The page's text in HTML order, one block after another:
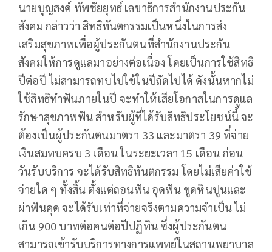
นายบุญสงค์ ทัพชัยยุทธ์ เลขาธิการสำนักงานประกัน
สังคม กล่าวว่า สิทธิทันตกรรมเป็นหนึ่งในการส่ง
เสริมสุขภาพเพื่อผู้ประกันตนที่สำนักงานประกัน
สังคมให้การดูแลมาอย่างต่อเนื่อง โดยเป็นการใช้สิทธิ
ปีต่อปี ไม่สามารถทบไปใช้ในปีถัดไปได้ ดังนั้นหากไม่
ใช้สิทธิทำฟันภายในปี จะทำให้เสียโอกาสในการดูแล
รักษาสุขภาพฟัน สำหรับผู้ที่ได้รับสิทธิประโยชน์นี้ จะ
ต้องเป็นผู้ประกันตนมาตรา 33 และมาตรา 39 ที่จ่าย
เงินสมทบครบ 3 เดือน ในระยะเวลา 15 เดือน ก่อน
วันรับบริการ จะได้รับสิทธิทันตกรรม โดยไม่เสียค่าใช้
จ่ายใด ๆ ทั้งสิ้น ตั้งแต่ถอนฟัน อุดฟัน ขูดหินปูนและ
ผ่าฟันคุด จะได้รับเท่าที่จ่ายจริงตามความจำเป็น ไม่
เกิน 900 บาทต่อคนต่อปีปฏิทิน ซึ่งผู้ประกันตน
สามารถเข้ารับบริการทางการแพทย์ในสถานพยาบาล